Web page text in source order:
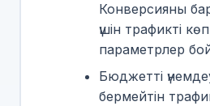
Конверсияны
үшін трафикті
параметрлер
Бюджетті
бермейтін